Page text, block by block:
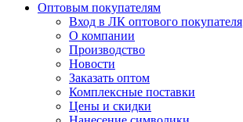
Оптовым покупателям
Вход в ЛК оптового покупателя
О компании
Производство
Новости
Заказать оптом
Комплексные поставки
Цены и скидки